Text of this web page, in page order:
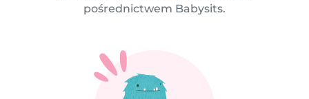
pośrednictwem Babysits.